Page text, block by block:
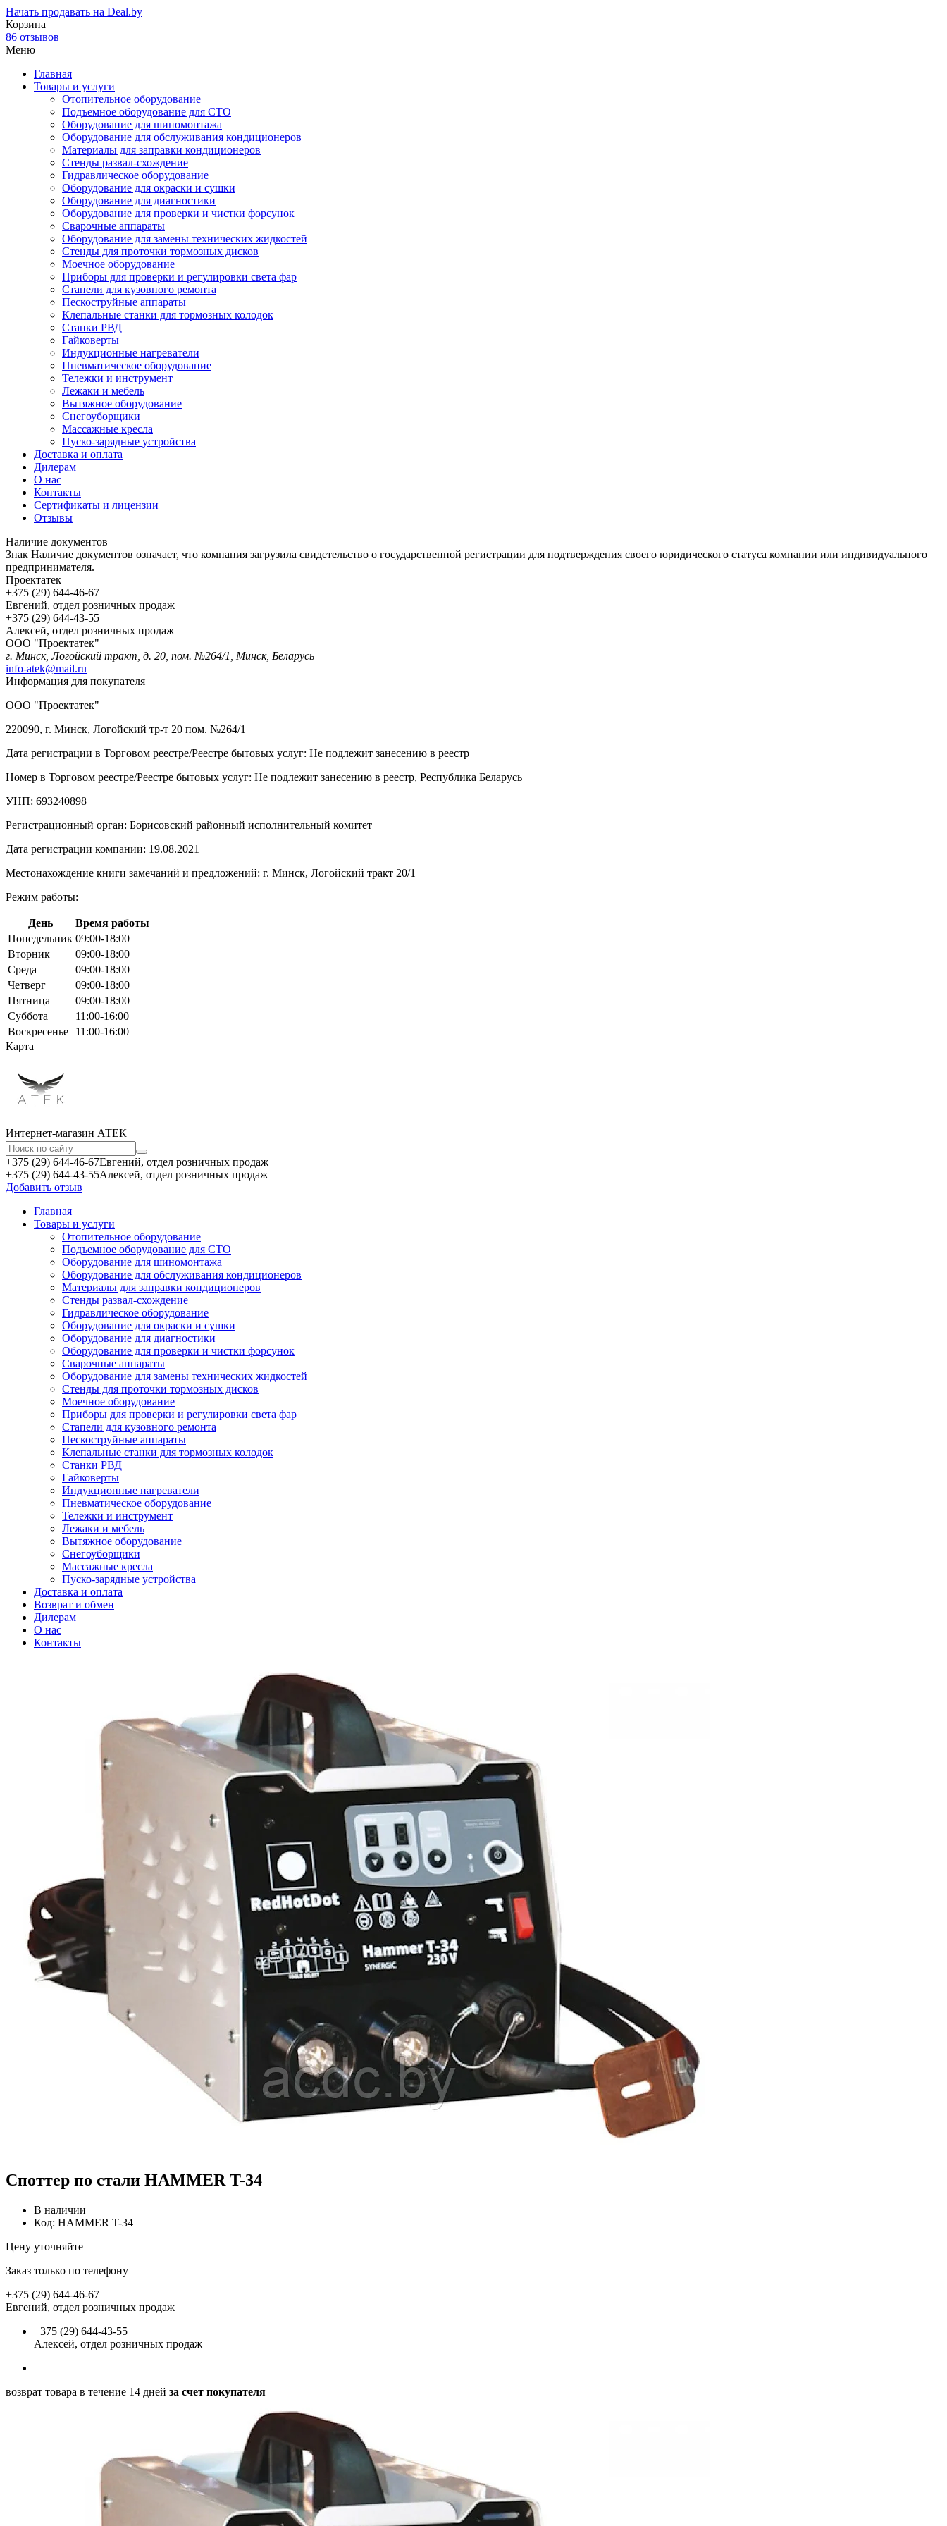
Начать продавать на Deal.by
Корзина
86 отзывов
Меню
Главная
Товары и услуги
Отопительное оборудование
Подъемное оборудование для СТО
Оборудование для шиномонтажа
Оборудование для обслуживания кондиционеров
Материалы для заправки кондиционеров
Стенды развал-схождение
Гидравлическое оборудование
Оборудование для окраски и сушки
Оборудование для диагностики
Оборудование для проверки и чистки форсунок
Сварочные аппараты
Оборудование для замены технических жидкостей
Стенды для проточки тормозных дисков
Моечное оборудование
Приборы для проверки и регулировки света фар
Стапели для кузовного ремонта
Пескоструйные аппараты
Клепальные станки для тормозных колодок
Станки РВД
Гайковерты
Индукционные нагреватели
Пневматическое оборудование
Тележки и инструмент
Лежаки и мебель
Вытяжное оборудование
Снегоуборщики
Массажные кресла
Пуско-зарядные устройства
Доставка и оплата
Дилерам
О нас
Контакты
Сертификаты и лицензии
Отзывы
Наличие документов
Знак Наличие документов означает, что компания загрузила свидетельство о государственной регистрации для подтверждения своего юридического статуса компании или индивидуального
предпринимателя.
Проектатек
+375 (29) 644-46-67
Евгений, отдел розничных продаж
+375 (29) 644-43-55
Алексей, отдел розничных продаж
ООО "Проектатек"
г. Минск, Логойский тракт, д. 20, пом. №264/1, Минск, Беларусь
info-atek@mail.ru
Информация для покупателя
ООО "Проектатек"
220090, г. Минск, Логойский тр-т 20 пом. №264/1
Дата регистрации в Торговом реестре/Реестре бытовых услуг: Не подлежит занесению в реестр
Номер в Торговом реестре/Реестре бытовых услуг: Не подлежит занесению в реестр, Республика Беларусь
УНП: 693240898
Регистрационный орган: Борисовский районный исполнительный комитет
Дата регистрации компании: 19.08.2021
Местонахождение книги замечаний и предложений: г. Минск, Логойский тракт 20/1
Режим работы:
День
Время работы
Понедельник 09:00-18:00
Вторник
09:00-18:00
Среда
09:00-18:00
Четверг
09:00-18:00
Пятница
09:00-18:00
Суббота
11:00-16:00
Воскресенье
11:00-16:00
Карта
Интернет-магазин АТЕКㅤ
+375 (29) 644-46-67Евгений, отдел розничных продаж
+375 (29) 644-43-55Алексей, отдел розничных продаж
Добавить отзыв
Главная
Товары и услуги
Отопительное оборудование
Подъемное оборудование для СТО
Оборудование для шиномонтажа
Оборудование для обслуживания кондиционеров
Материалы для заправки кондиционеров
Стенды развал-схождение
Гидравлическое оборудование
Оборудование для окраски и сушки
Оборудование для диагностики
Оборудование для проверки и чистки форсунок
Сварочные аппараты
Оборудование для замены технических жидкостей
Стенды для проточки тормозных дисков
Моечное оборудование
Приборы для проверки и регулировки света фар
Стапели для кузовного ремонта
Пескоструйные аппараты
Клепальные станки для тормозных колодок
Станки РВД
Гайковерты
Индукционные нагреватели
Пневматическое оборудование
Тележки и инструмент
Лежаки и мебель
Вытяжное оборудование
Снегоуборщики
Массажные кресла
Пуско-зарядные устройства
Доставка и оплата
Возврат и обмен
Дилерам
О нас
Контакты
Споттер по стали HAMMER T-34
В наличии
Код: HAMMER T-34
Цену уточняйте
Заказ только по телефону
+375 (29) 644-46-67
Евгений, отдел розничных продаж
+375 (29) 644-43-55
Алексей, отдел розничных продаж
возврат товара в течение 14 дней за счет покупателя